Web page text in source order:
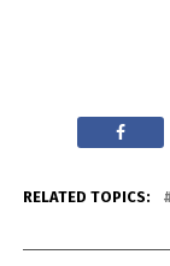
RELATED TOPICS: